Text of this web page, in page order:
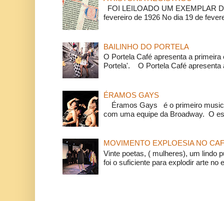
FOI LEILOADO UM EXEMPLAR
fevereiro de 1926 No dia 19 de
BAILINHO DO PORTELA
O Portela Café apresenta a
Portela'. O Portela Café apresenta
ÉRAMOS GAYS
Éramos Gays é o primeiro
com uma equipe da Broadway. O
MOVIMENTO EXPLOESIA NO
Vinte poetas, ( mulheres), um lindo
foi o suficiente para explodir arte no